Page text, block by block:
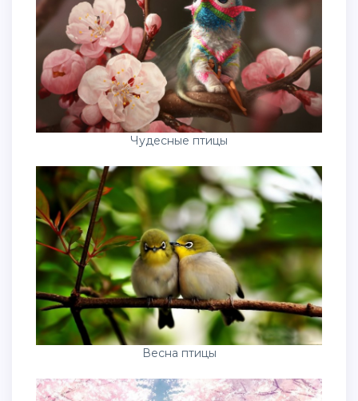
Чудесные птицы
Весна птицы